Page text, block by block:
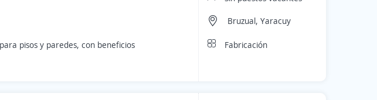
pisos y paredes, con beneficios
Bruzual, Yaracuy
Fabricación